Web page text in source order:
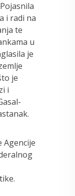
i radi na
te
u
je
je
i
Agencije